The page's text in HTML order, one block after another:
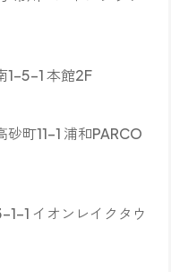
1-5-1 本館2F
町11-1 浦和PARCO
1 イオンレイクタウ